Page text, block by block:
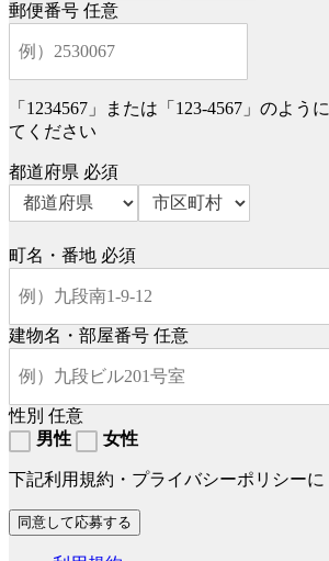
郵便番号 任意
「1234567」または「123-4567」のよう
てください
都道府県 必須
町名・番地 必須
建物名・部屋番号 任意
性別 任意
男性
女性
下記利用規約・プライバシーポリシーに